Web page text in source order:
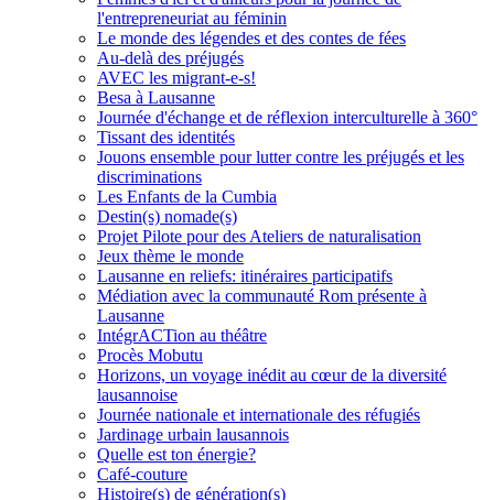
l'entrepreneuriat au féminin
Le monde des légendes et des contes de fées
Au-delà des préjugés
AVEC les migrant-e-s!
Besa à Lausanne
Journée d'échange et de réflexion interculturelle à 360°
Tissant des identités
Jouons ensemble pour lutter contre les préjugés et les
discriminations
Les Enfants de la Cumbia
Destin(s) nomade(s)
Projet Pilote pour des Ateliers de naturalisation
Jeux thème le monde
Lausanne en reliefs: itinéraires participatifs
Médiation avec la communauté Rom présente à
Lausanne
IntégrACTion au théâtre
Procès Mobutu
Horizons, un voyage inédit au cœur de la diversité
lausannoise
Journée nationale et internationale des réfugiés
Jardinage urbain lausannois
Quelle est ton énergie?
Café-couture
Histoire(s) de génération(s)